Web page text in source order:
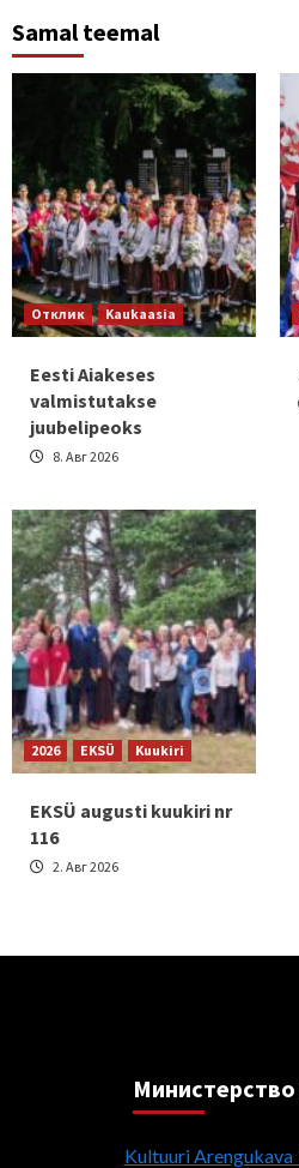
Samal teemal
Отклик Kaukaasia
Eesti Aiakeses
valmistutakse
juubelipeoks
8. Авг 2026
2026 EKSÜ Kuukiri
EKSÜ augusti kuukiri nr
116
2. Авг 2026
Kultuuri